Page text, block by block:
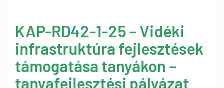
KAP-RD42-1-25 – Vidéki
infrastruktúra fejlesztések
támogatása tanyákon –
tanyafejlesztési pályázat